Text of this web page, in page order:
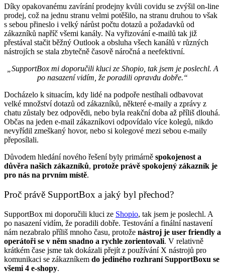
Díky opakovanému zavírání prodejny kvůli covidu se zvýšil on-line
prodej, což na jednu stranu velmi potěšilo, na stranu druhou to však
s sebou přineslo i velký nárůst počtu dotazů a požadavků od
zákazníků napříč všemi kanály. Na vyřizování e-mailů tak již
přestával stačit běžný Outlook a obsluha všech kanálů v různých
nástrojích se stala zbytečně časově náročná a neefektivní.
„SupportBox mi doporučili kluci ze Shopio, tak jsem je poslechl. A
po nasazení vidím, že poradili opravdu dobře.“
Docházelo k situacím, kdy lidé na podpoře nestíhali odbavovat
velké množství dotazů od zákazníků, některé e-maily a zprávy z
chatu zůstaly bez odpovědi, nebo byla reakční doba až příliš dlouhá.
Občas na jeden e-mail zákazníkovi odpovídalo více kolegů, nikdo
nevyřídil zmeškaný hovor, nebo si kolegové mezi sebou e-maily
přeposílali.
Důvodem hledání nového řešení byly primárně spokojenost a
důvěra našich zákazníků, protože právě spokojený zákazník je
pro nás na prvním místě.
Proč právě SupportBox a jaký byl přechod?
SupportBox mi doporučili kluci ze Shopio, tak jsem je poslechl. A
po nasazení vidím, že poradili dobře. Testování a finální nastavení
nám nezabralo příliš mnoho času, protože nástroj je user friendly a
operátoři se v něm snadno a rychle zorientovali. V relativně
krátkém čase jsme tak dokázali přejít z používání X nástrojů pro
komunikaci se zákazníkem do jediného rozhraní SupportBoxu se
všemi 4 e-shopy.